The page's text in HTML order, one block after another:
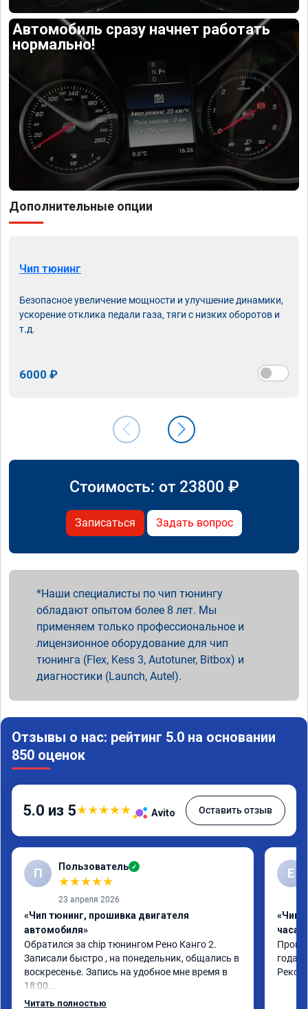
Автомобиль сразу начнет работать
нормально!
Дополнительные опции
Чип тюнинг
Безопасное увеличение мощности и улучшение динамики,
ускорение отклика педали газа, тяги с низких оборотов и
т.д.
6000 ₽
Стоимость: от 23800 ₽
Записаться Задать вопрос
Наши специалисты по чип тюнингу
обладают опытом более 8 лет. Мы
применяем только профессиональное и
лицензионное оборудование для чип
тюнинга (Flex, Kess 3, Autotuner, Bitbox) и
диагностики (Launch, Autel).
Отзывы о нас: рейтинг 5.0 на основании
850 оценок
5.0 из 5★★★★★ Avito Оставить отзыв
П Пользователь ✓
★★★★★
23 апреля 2026
«Чип тюнинг, прошивка двигателя
автомобиля»
Обратился за chip тюнингом Рено Канго 2.
Записали быстро , на понедельник, общались в
воскресенье. Запись на удобное мне время в
18:00.
Работу выполнили за 30 минут, качественно,
Читать полностью
Е
«Чип
часа»
года.